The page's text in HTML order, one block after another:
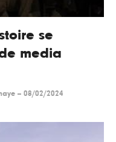
se
media
-- 08/02/2024